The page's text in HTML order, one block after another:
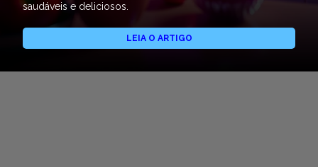
saudáveis e deliciosos.
LEIA O ARTIGO